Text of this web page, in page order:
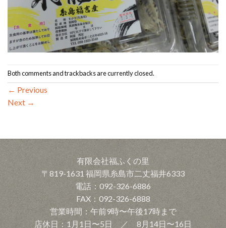
Both comments and trackbacks are currently closed.
← Previous
Next →
有限会社福ふくの里
〒819-1631 福岡県糸島市二丈福井6333
電話：092-326-6886
FAX：092-326-6888
営業時間：午前9時〜午後17時まで
店休日：1月1日〜5日 ／ 8月14日〜16日